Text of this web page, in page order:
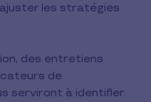
les stratégies
des entretiens
de
serviront à identifier